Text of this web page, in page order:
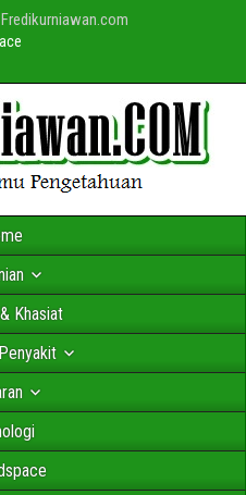
Fredikurniawan.com
Khasiat